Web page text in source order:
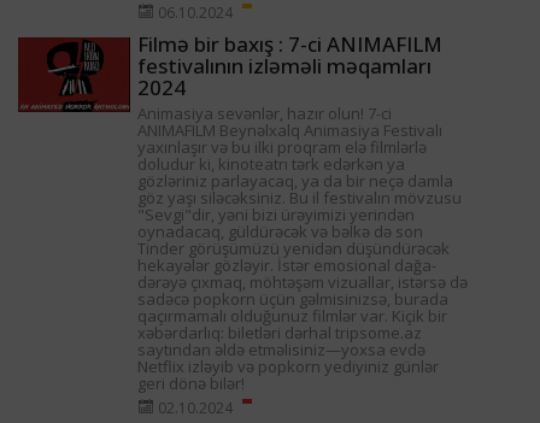
06.10.2024
Filmə bir baxış : 7-ci ANIMAFILM
festivalının izləməli məqamları
2024
Animasiya sevənlər, hazır olun! 7-ci
ANIMAFILM Beynəlxalq Animasiya Festivalı
yaxınlaşır və bu ilki proqram elə filmlərlə
doludur ki, kinoteatrı tərk edərkən ya
gözləriniz parlayacaq, ya da bir neçə damla
göz yaşı siləcəksiniz. Bu il festivalın mövzusu
"Sevgi"dir, yəni bizi ürəyimizi yerindən
oynadacaq, güldürəcək və bəlkə də son
Tinder görüşümüzü yenidən düşündürəcək
hekayələr gözləyir. İstər emosional dağa-
dərəyə çıxmaq, möhtəşəm vizuallar, istərsə də
sadəcə popkorn üçün gəlmisinizsə, burada
qaçırmamalı olduğunuz filmlər var. Kiçik bir
xəbərdarlıq: biletləri dərhal tripsome.az
saytından əldə etməlisiniz—yoxsa evdə
Netflix izləyib və popkorn yediyiniz günlər
geri dönə bilər!
02.10.2024